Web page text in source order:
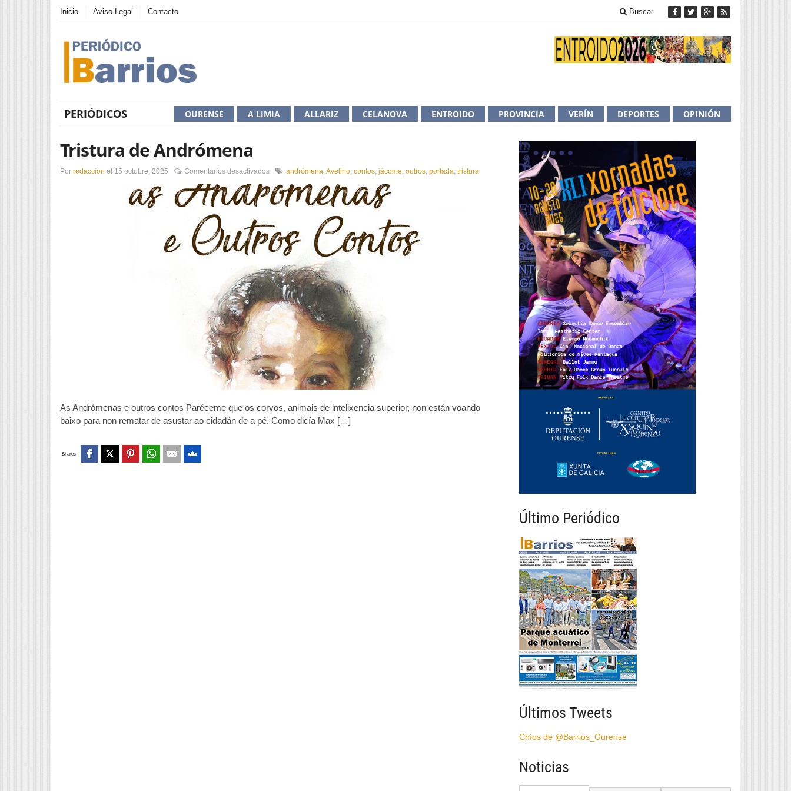
Inicio Aviso Legal Contacto Buscar
PERIÓDICOS OPINIÓN
DEPORTES
VERÍN
PROVINCIA
ENTROIDO
CELANOVA
ALLARIZ
A LIMIA
OURENSE
Tristura de Andrómena
Por redaccion el 15 octubre, 2025 Comentarios desactivadosen
de
Andrómena
andrómena Avelino contos jácome outros portada tristura
As Andrómenas e outros contos Paréceme que os corvos, animais de intelixencia superior, non están voando
baixo para non rematar de asustar ao cidadán de a pé. Como dicía Max […]
Shares
Último Periódico
Últimos Tweets
Chíos de @Barrios_Ourense
Noticias